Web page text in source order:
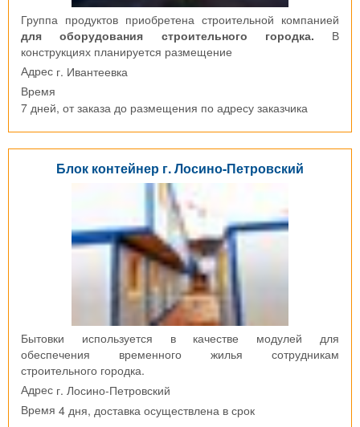
Группа продуктов приобретена строительной компанией
для оборудования строительного городка. В
конструкциях планируется размещение
Адрес г. Ивантеевка
Время
7 дней, от заказа до размещения по адресу заказчика
Блок контейнер г. Лосино-Петровский
Бытовки используется в качестве модулей для
обеспечения временного жилья сотрудникам
строительного городка.
Адрес г. Лосино-Петровский
Время 4 дня, доставка осуществлена в срок